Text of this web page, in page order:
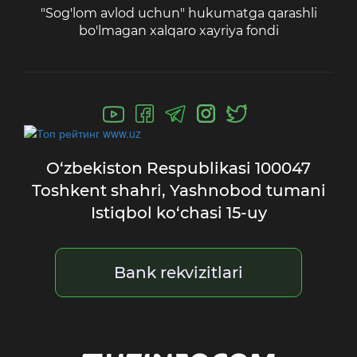
"Sog'lom avlod uchun" hukumatga qarashli
bo'lmagan xalqaro xayriya fondi
O‘zbekiston Respublikasi 100047
Toshkent shahri, Yashnobod tumani
Istiqbol ko‘chasi 15-uy
Bank rekvizitlari